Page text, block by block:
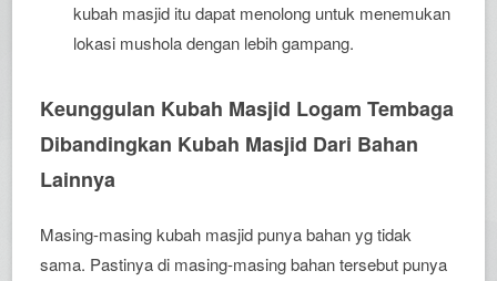
kubah masjid itu dapat menolong untuk menemukan
lokasi mushola dengan lebih gampang.
Keunggulan Kubah Masjid Logam Tembaga
Dibandingkan Kubah Masjid Dari Bahan
Lainnya
Masing-masing kubah masjid punya bahan yg tidak
sama. Pastinya di masing-masing bahan tersebut punya